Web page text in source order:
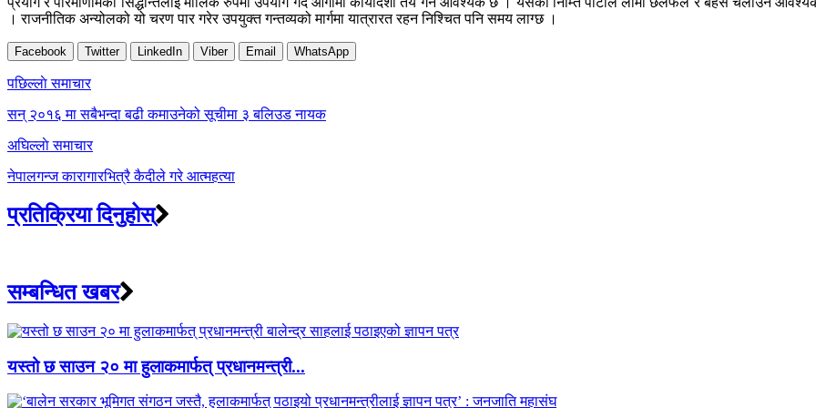
। राजनीतिक अन्योलको यो चरण पार गरेर उपयुक्त गन्तव्यको मार्गमा यात्रारत रहन निश्चित पनि समय लाग्छ ।
Facebook Twitter LinkedIn Viber Email WhatsApp
Post
navigation
पछिल्लाे समाचार
सन् २०१६ मा सबैभन्दा बढी कमाउनेको सूचीमा ३ बलिउड नायक
अघिल्लाे समाचार
नेपालगन्ज कारागारभित्रै कैदीले गरे आत्महत्या
प्रतिक्रिया दिनुहोस्
सम्बन्धित खबर
यस्तो छ साउन २० मा हुलाकमार्फत् प्रधानमन्त्री...